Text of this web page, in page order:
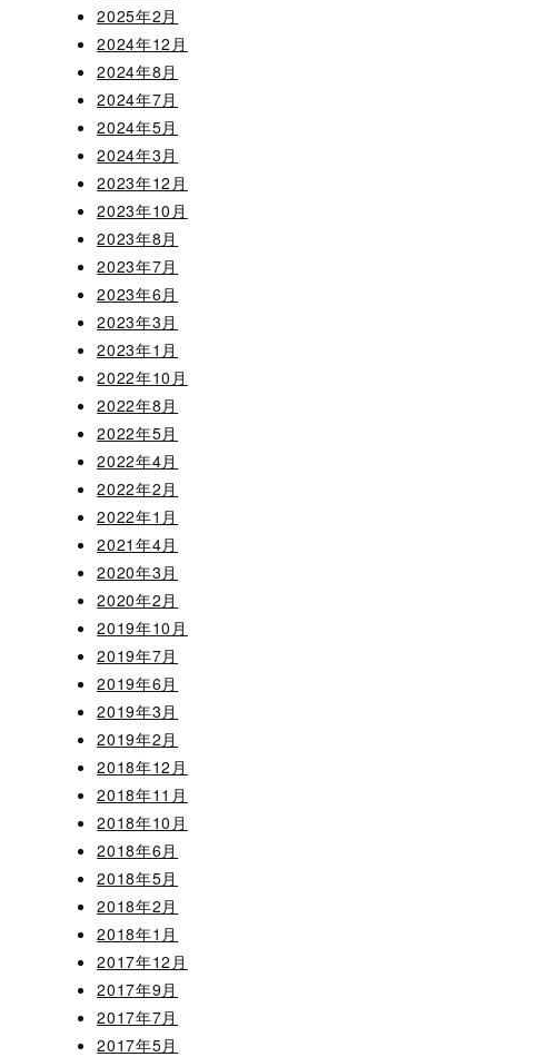
2025年2月
2024年12月
2024年8月
2024年7月
2024年5月
2024年3月
2023年12月
2023年10月
2023年8月
2023年7月
2023年6月
2023年3月
2023年1月
2022年10月
2022年8月
2022年5月
2022年4月
2022年2月
2022年1月
2021年4月
2020年3月
2020年2月
2019年10月
2019年7月
2019年6月
2019年3月
2019年2月
2018年12月
2018年11月
2018年10月
2018年6月
2018年5月
2018年2月
2018年1月
2017年12月
2017年9月
2017年7月
2017年5月